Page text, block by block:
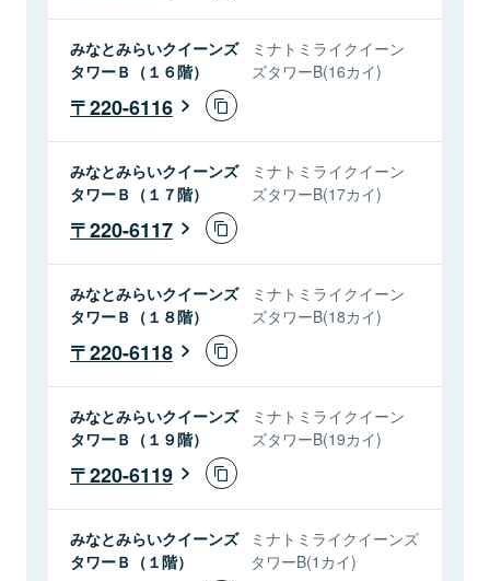
みなとみらいクイーンズ
タワーＢ（１６階）
ミナトミライクイーン
ズタワーB(16カイ)
220-6116
みなとみらいクイーンズ
タワーＢ（１７階）
ミナトミライクイーン
ズタワーB(17カイ)
220-6117
みなとみらいクイーンズ
タワーＢ（１８階）
ミナトミライクイーン
ズタワーB(18カイ)
220-6118
みなとみらいクイーンズ
タワーＢ（１９階）
ミナトミライクイーン
ズタワーB(19カイ)
220-6119
みなとみらいクイーンズ
タワーＢ（１階）
ミナトミライクイーンズ
タワーB(1カイ)